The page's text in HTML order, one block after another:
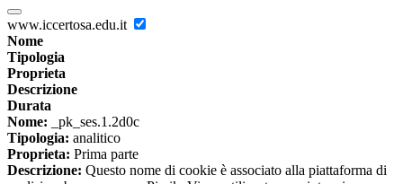
www.iccertosa.edu.it
Nome
Tipologia
Proprieta
Descrizione
Durata
Nome: _pk_ses.1.2d0c
Tipologia: analitico
Proprieta: Prima parte
Descrizione: Questo nome di cookie è associato alla piattaforma di